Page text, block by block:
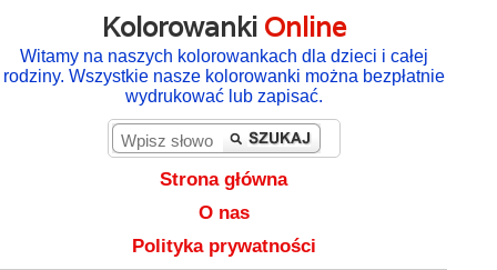
Kolorowanki Online
Witamy na naszych kolorowankach dla dzieci i całej
rodziny. Wszystkie nasze kolorowanki można bezpłatnie
wydrukować lub zapisać.
Strona główna
O nas
Polityka prywatności